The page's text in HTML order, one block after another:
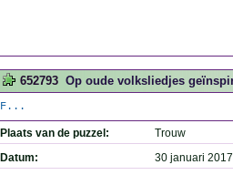
652793 Op oude volksliedjes
F...
Plaats van de puzzel:
Trouw
Datum:
30 januari